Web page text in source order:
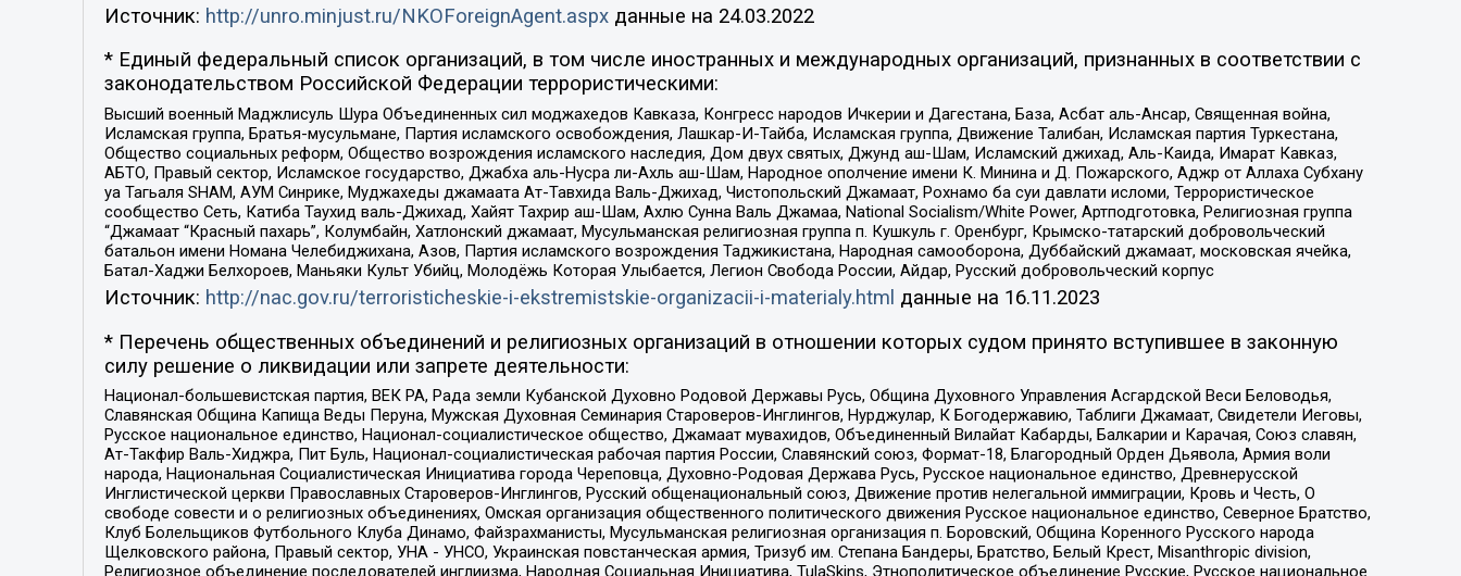
Источник: http://unro.minjust.ru/NKOForeignAgent.aspxданные на 24.03.2022
* Единый федеральный список организаций, в том числе иностранных и международных организаций, признанных в соответствии с
законодательством Российской Федерации террористическими:
Высший военный Маджлисуль Шура Объединенных сил моджахедов Кавказа, Конгресс народов Ичкерии и Дагестана, База, Асбат аль-Ансар, Священная война,
Исламская группа, Братья-мусульмане, Партия исламского освобождения, Лашкар-И-Тайба, Исламская группа, Движение Талибан, Исламская партия Туркестана,
Общество социальных реформ, Общество возрождения исламского наследия, Дом двух святых, Джунд аш-Шам, Исламский джихад, Аль-Каида, Имарат Кавказ,
АБТО, Правый сектор, Исламское государство, Джабха аль-Нусра ли-Ахль аш-Шам, Народное ополчение имени К. Минина и Д. Пожарского, Аджр от Аллаха Субхану
уа Тагьаля SHAM, АУМ Синрике, Муджахеды джамаата Ат-Тавхида Валь-Джихад, Чистопольский Джамаат, Рохнамо ба суи давлати исломи, Террористическое
сообщество Сеть, Катиба Таухид валь-Джихад, Хайят Тахрир аш-Шам, Ахлю Сунна Валь Джамаа, National Socialism/White Power, Артподготовка, Религиозная группа
“Джамаат “Красный пахарь”, Колумбайн, Хатлонский джамаат, Мусульманская религиозная группа п. Кушкуль г. Оренбург, Крымско-татарский добровольческий
батальон имени Номана Челебиджихана, Азов, Партия исламского возрождения Таджикистана, Народная самооборона, Дуббайский джамаат, московская ячейка,
Батал-Хаджи Белхороев, Маньяки Культ Убийц, Молодёжь Которая Улыбается, Легион Свобода России, Айдар, Русский добровольческий корпус
Источник: http://nac.gov.ru/terroristicheskie-i-ekstremistskie-organizacii-i-materialy.html данные на 16.11.2023
* Перечень общественных объединений и религиозных организаций в отношении которых судом принято вступившее в законную
силу решение о ликвидации или запрете деятельности:
Национал-большевистская партия, ВЕК РА, Рада земли Кубанской Духовно Родовой Державы Русь, Община Духовного Управления Асгардской Веси Беловодья,
Славянская Община Капища Веды Перуна, Мужская Духовная Семинария Староверов-Инглингов, Нурджулар, К Богодержавию, Таблиги Джамаат, Свидетели Иеговы,
Русское национальное единство, Национал-социалистическое общество, Джамаат мувахидов, Объединенный Вилайат Кабарды, Балкарии и Карачая, Союз славян,
Ат-Такфир Валь-Хиджра, Пит Буль, Национал-социалистическая рабочая партия России, Славянский союз, Формат-18, Благородный Орден Дьявола, Армия воли
народа, Национальная Социалистическая Инициатива города Череповца, Духовно-Родовая Держава Русь, Русское национальное единство, Древнерусской
Инглистической церкви Православных Староверов-Инглингов, Русский общенациональный союз, Движение против нелегальной иммиграции, Кровь и Честь, О
свободе совести и о религиозных объединениях, Омская организация общественного политического движения Русское национальное единство, Северное Братство,
Клуб Болельщиков Футбольного Клуба Динамо, Файзрахманисты, Мусульманская религиозная организация п. Боровский, Община Коренного Русского народа
Щелковского района, Правый сектор, УНА - УНСО, Украинская повстанческая армия, Тризуб им. Степана Бандеры, Братство, Белый Крест, Misanthropic division,
Религиозное объединение последователей инглиизма, Народная Социальная Инициатива, TulaSkins, Этнополитическое объединение Русские, Русское национальное